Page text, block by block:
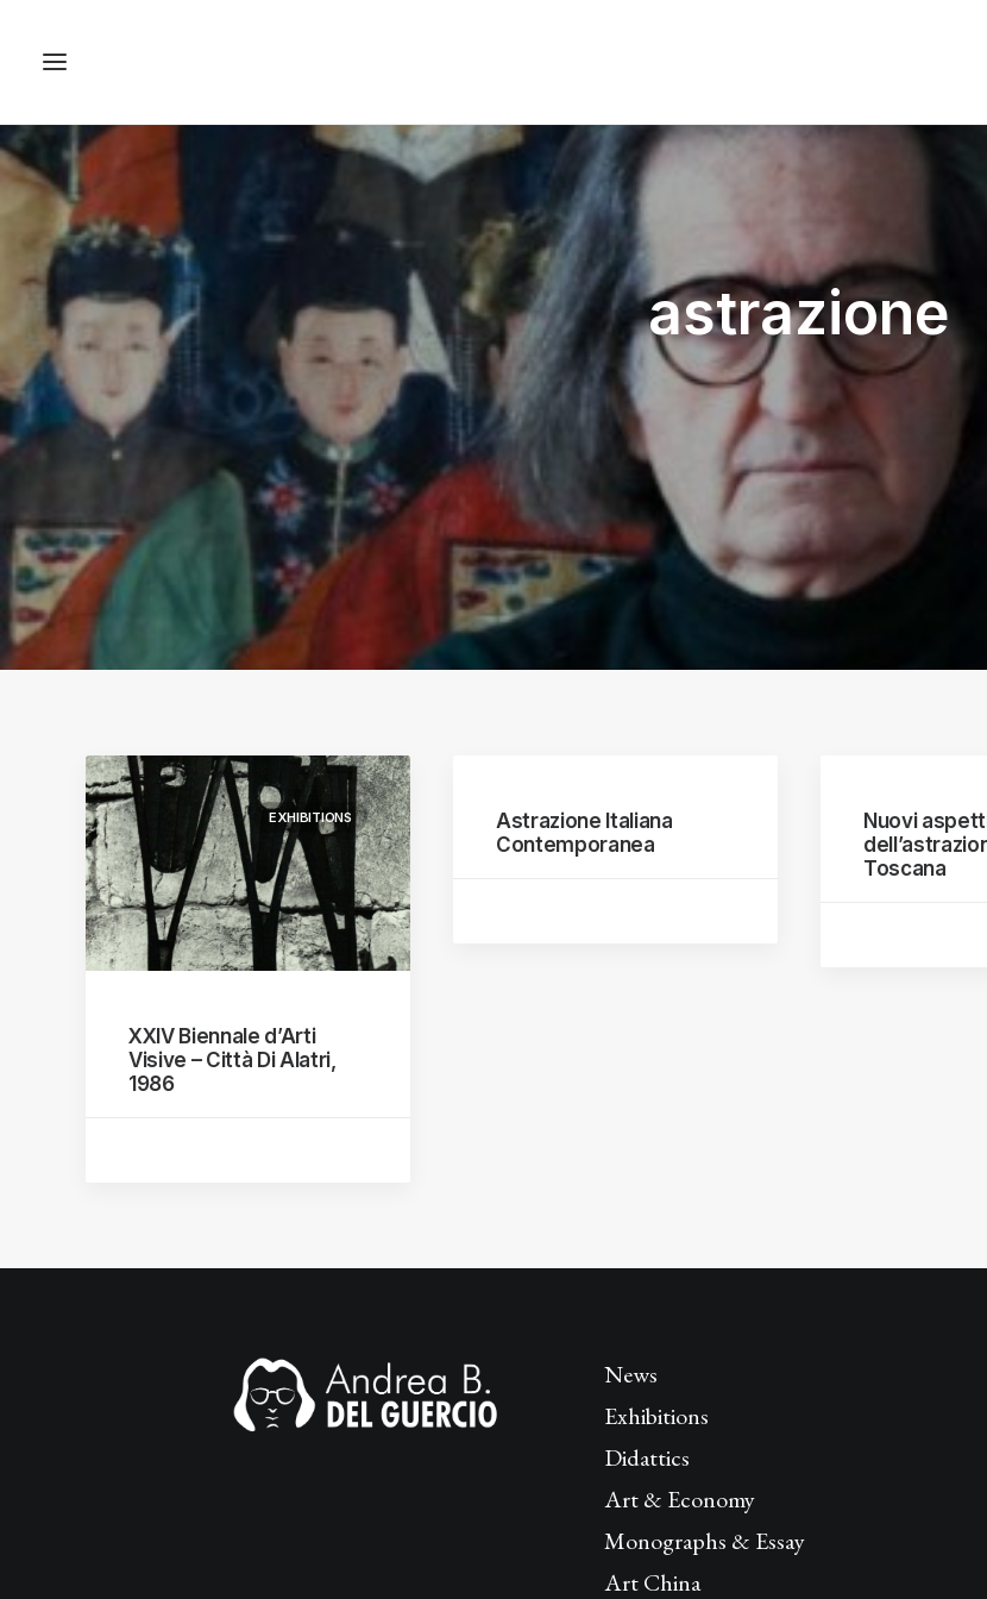
astrazione
EXHIBITIONS
XXIV Biennale d’Arti
Visive – Città Di Alatri,
1986
Astrazione Italiana
Contemporanea
Nuovi
Toscana
News
Exhibitions
Didattics
Art & Economy
Monographs & Essay
Art China